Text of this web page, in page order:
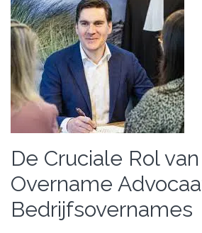
De Cruciale Rol
Overname
Bedrijfsovernames